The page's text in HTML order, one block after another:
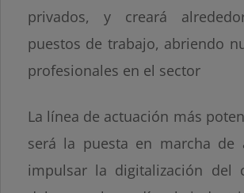
privados, y creará
puestos de trabajo, abriendo
profesionales en el sector
La línea de actuación más
será la puesta en marcha de
impulsar la digitalización del